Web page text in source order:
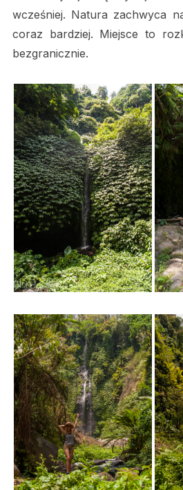
wcześniej. Natura zachwyca
coraz bardziej. Miejsce to
bezgranicznie.